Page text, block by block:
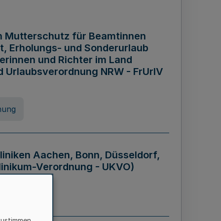
Mutterschutz für Beamtinnen
Erholungs- und Sonderurlaub
und Richter im Land
NRW - FrUrlV
Aachen, Bonn, Düsseldorf,
Verordnung - UKVO)